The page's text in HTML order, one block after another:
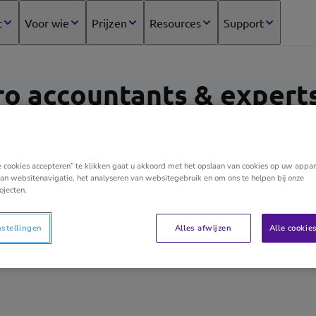
Voor wie Prijzen Resources Support
accountants &
Bij Titeca kan je terecht voor ondernemen met
bloed. Titeca Pro Accountants & Experts is geen
jongleert. Verwacht meer! De Titeca accountants
toekomst, jouw onderneming.
cookies accepteren” te klikken gaat u akkoord met het opslaan van cookies op uw
websitenavigatie, het analyseren van websitegebruik en om ons te helpen bij onze
Alles afwijzen Alle